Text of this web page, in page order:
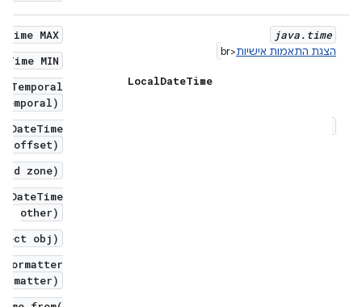
java. time
הצגת התאמות אישיות<br
LocalDateTime
MAX
MIN
temporal)
offset)
zone)
other)
obj)